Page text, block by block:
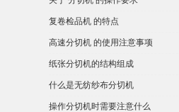
复卷检品机 的特点
高速分切机 的使用注意事项
纸张分切机的结构组成
什么是无纺纱布分切机
操作分切机时需要注意什么